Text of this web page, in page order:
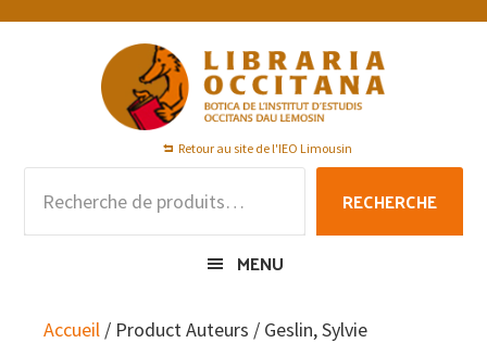
Passer
Passer
Passer
Retour au site de l'IEO Limousin
pour :
RECHERCHE
MENU
Accueil / Product Auteurs / Geslin, Sylvie